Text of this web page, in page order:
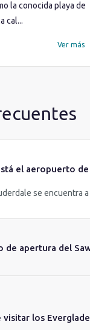
la conocida playa de
cal...
Ver más
el aeropuerto
se encuentra
de apertura del
visitar los